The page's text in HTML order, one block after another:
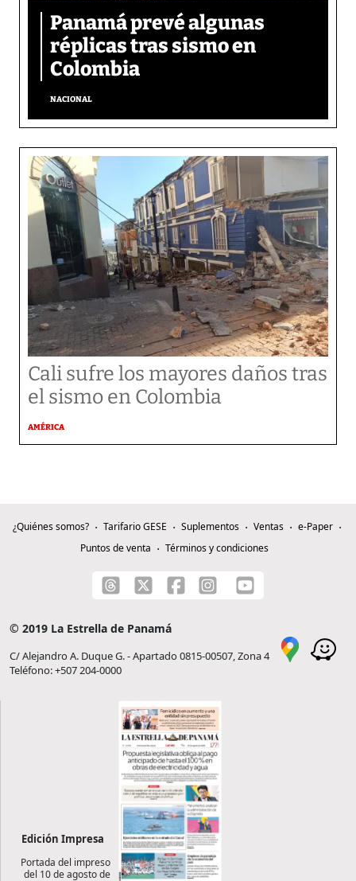
Panamá prevé algunas
réplicas tras sismo en
Colombia
NACIONAL
Cali sufre los mayores daños tras
el sismo en Colombia
AMÉRICA
¿Quiénes somos? Tarifario GESE Suplementos Ventas
e-Paper
Puntos de venta
Términos y condiciones
© 2019 La Estrella de Panamá
C/ Alejandro A. Duque G. - Apartado 0815-00507, Zona 4
Teléfono: +507 204-0000
Edición Impresa
Portada del impreso
del 10 de agosto de